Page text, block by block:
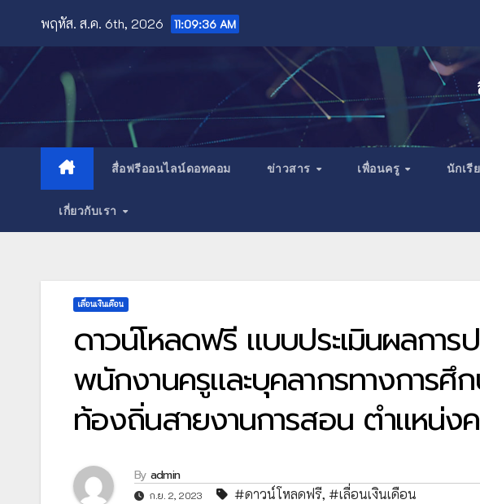
content
พฤหัส. ส.ค. 6th, 2026 11:09:37 AM
สื่อฟรีออนไลน์ดอทคอม ข่าวสาร เพื่อนครู นักเรี
เกี่ยวกับเรา
เลื่อนเงินเดือน
ดาวน์โหลดฟรี แบบประเมินผลการ
พนักงานครูและบุคลากรทางการ
ท้องถิ่นสายงานการสอน ตำแหน่ง
By admin
ก.ย. 2, 2023 #ดาวน์โหลดฟรี, #เลื่อนเงินเดือน